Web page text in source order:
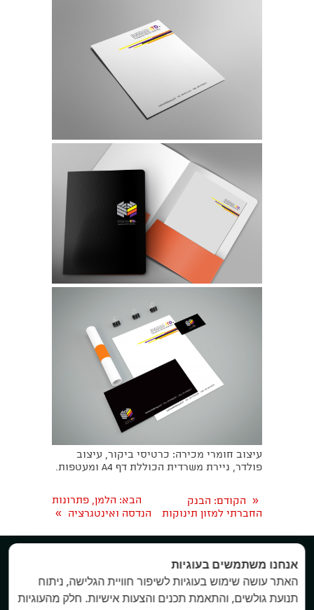
עיצוב חומרי מכירה: כרטיסי ביקור, עיצוב
פולדר, ניירת משרדית הכוללת דף A4 ומעטפות.
« הקודם: הבנק
החברתי למזון תינוקות
הבא: הלמן, פתרונות
הנדסה ואינטגרציה »

All rights reserved Keren A. Branding. 2016
אנחנו משתמשים בעוגיות
האתר עושה שימוש בעוגיות לשיפור חוויית הגלישה, ניתוח
תנועת גולשים, והתאמת תכנים והצעות אישיות. חלק מהעוגיות